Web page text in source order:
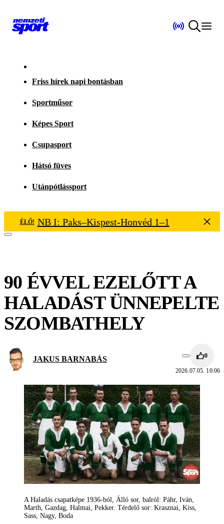
Friss hírek napi bontásban
Sportműsor
Képes Sport
Csupasport
Hátsó füves
Utánpótlássport
ÉLŐ! NB I: Paks–Kispest-Honvéd 1–1
90 ÉVVEL EZELŐTT A
HALADÁST ÜNNEPELTE
SZOMBATHELY
JAKUS BARNABÁS 0
2026.07.05. 10:06
A Haladás csapatképe 1936-ból, Álló sor, balról: Páhr, Iván,
Marth, Gazdag, Halmai, Pekker. Térdelő sor: Krasznai, Kiss,
Sass, Nagy, Boda